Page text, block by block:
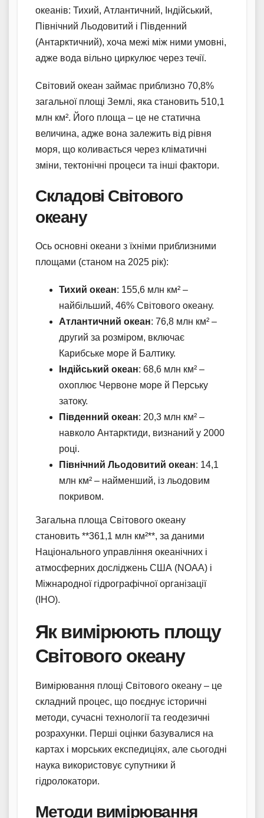
океанів: Тихий, Атлантичний, Індійський,
Північний Льодовитий і Південний
(Антарктичний), хоча межі між ними умовні,
адже вода вільно циркулює через течії.
Світовий океан займає приблизно 70,8%
загальної площі Землі, яка становить 510,1
млн км². Його площа – це не статична
величина, адже вона залежить від рівня
моря, що коливається через кліматичні
зміни, тектонічні процеси та інші фактори.
Складові Світового
океану
Ось основні океани з їхніми приблизними
площами (станом на 2025 рік):
Тихий океан: 155,6 млн км² –
найбільший, 46% Світового океану.
Атлантичний океан: 76,8 млн км² –
другий за розміром, включає
Карибське море й Балтику.
Індійський океан: 68,6 млн км² –
охоплює Червоне море й Перську
затоку.
Південний океан: 20,3 млн км² –
навколо Антарктиди, визнаний у 2000
році.
Північний Льодовитий океан: 14,1
млн км² – найменший, із льодовим
покривом.
Загальна площа Світового океану
становить **361,1 млн км²**, за даними
Національного управління океанічних і
атмосферних досліджень США (NOAA) і
Міжнародної гідрографічної організації
(IHO).
Як вимірюють площу
Світового океану
Вимірювання площі Світового океану – це
складний процес, що поєднує історичні
методи, сучасні технології та геодезичні
розрахунки. Перші оцінки базувалися на
картах і морських експедиціях, але сьогодні
наука використовує супутники й
гідролокатори.
Методи вимірювання